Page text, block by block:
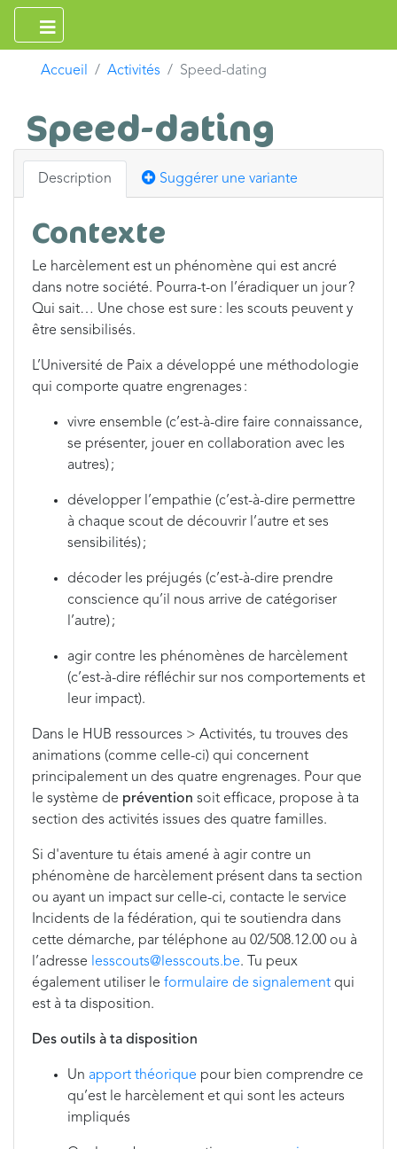
Accueil Activités Speed-dating
Speed-dating
Description Suggérer une variante
Contexte
Le harcèlement est un phénomène qui est ancré
dans notre société. Pourra-t-on l’éradiquer un jour ?
Qui sait… Une chose est sure : les scouts peuvent y
être sensibilisés.
L’Université de Paix a développé une méthodologie
qui comporte quatre engrenages :
vivre ensemble (c’est-à-dire faire connaissance,
se présenter, jouer en collaboration avec les
autres) ;
développer l’empathie (c’est-à-dire permettre
à chaque scout de découvrir l’autre et ses
sensibilités) ;
décoder les préjugés (c’est-à-dire prendre
conscience qu’il nous arrive de catégoriser
l’autre) ;
agir contre les phénomènes de harcèlement
(c’est-à-dire réfléchir sur nos comportements et
leur impact).
Dans le HUB ressources > Activités, tu trouves des
animations (comme celle-ci) qui concernent
principalement un des quatre engrenages. Pour que
le système de prévention soit efficace, propose à ta
section des activités issues des quatre familles.
Si d'aventure tu étais amené à agir contre un
phénomène de harcèlement présent dans ta section
ou ayant un impact sur celle-ci, contacte le service
Incidents de la fédération, qui te soutiendra dans
cette démarche, par téléphone au 02/508.12.00 ou à
l’adresse
lesscouts@lesscouts.be. Tu peux
également utiliser le formulaire de signalement qui
est à ta disposition.
Des outils à ta disposition
Un apport théorique pour bien comprendre ce
qu’est le harcèlement et qui sont les acteurs
impliqués